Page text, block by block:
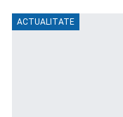
ACTUALITATE